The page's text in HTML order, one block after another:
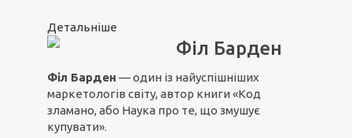
Детальніше
Філ Барден
Філ Барден — один із найуспішніших
маркетологів світу, автор книги «Код
зламано, або Наука про те, що змушує
купувати».